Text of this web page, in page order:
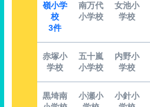
嶺小学
校
3件
南万代
小学校
女池小
学校
赤塚小
学校
五十嵐
小学校
内野小
学校
黒埼南
小瀬小
小針小